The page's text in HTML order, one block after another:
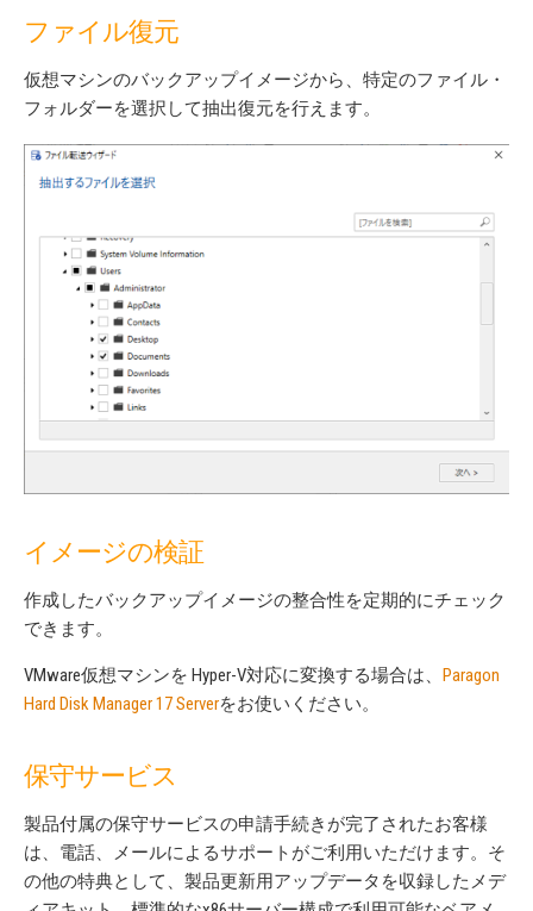
ファイル復元
仮想マシンのバックアップイメージから、特定のファイル・
フォルダーを選択して抽出復元を行えます。
イメージの検証
作成したバックアップイメージの整合性を定期的にチェック
できます。
VMware仮想マシンを Hyper-V対応に変換する場合は、 Paragon
Hard Disk Manager 17 Serverをお使いください。
保守サービス
製品付属の保守サービスの申請手続きが完了されたお客様
は、電話、メールによるサポートがご利用いただけます。そ
の他の特典として、製品更新用アップデータを収録したメデ